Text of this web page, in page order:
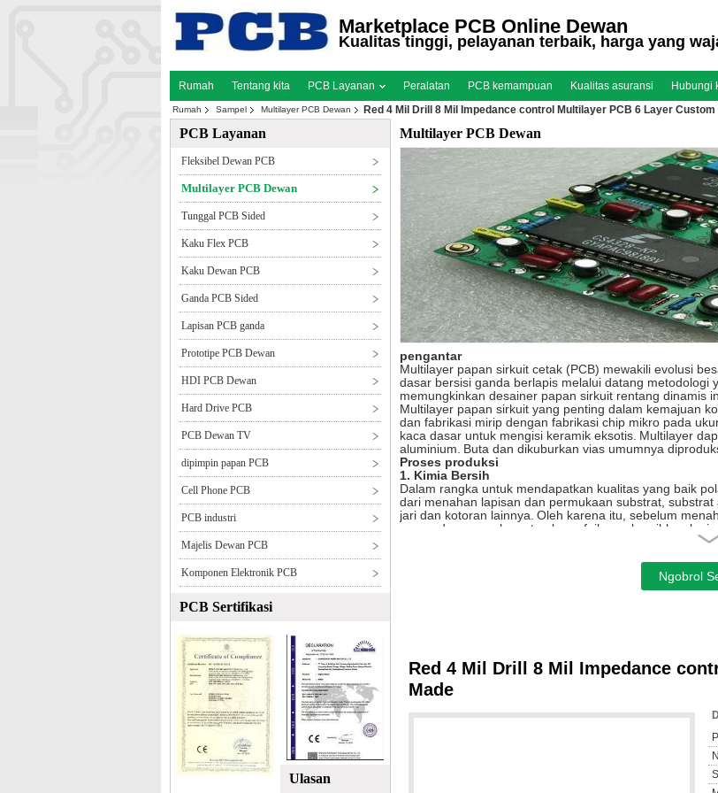
Marketplace PCB Online Dewan
Kualitas tinggi, pelayanan terbaik, harga yang
Rumah Tentang kita PCB Layanan Peralatan PCB kemampuan Kualitas asuransi Hubungi
Rumah Sampel Multilayer PCB Dewan Red 4 Mil Drill 8 Mil Impedance control Multilayer PCB 6 Layer Custom
PCB Layanan
Fleksibel Dewan PCB
Multilayer PCB Dewan
Tunggal PCB Sided
Kaku Flex PCB
Kaku Dewan PCB
Ganda PCB Sided
Lapisan PCB ganda
Prototipe PCB Dewan
HDI PCB Dewan
Hard Drive PCB
PCB Dewan TV
dipimpin papan PCB
Cell Phone PCB
PCB industri
Majelis Dewan PCB
Komponen Elektronik PCB
PCB Sertifikasi
Ulasan
Multilayer PCB Dewan
pengantar
Multilayer papan sirkuit cetak (PCB) mewakili evolusi
dasar bersisi ganda berlapis melalui datang metodologi
memungkinkan desainer papan sirkuit rentang dinamis
Multilayer papan sirkuit yang penting dalam kemajuan
dan fabrikasi mirip dengan fabrikasi chip mikro pada
kaca dasar untuk mengisi keramik eksotis. Multilayer
aluminium. Buta dan dikuburkan vias umumnya
Proses produksi
1. Kimia Bersih
Dalam rangka untuk mendapatkan kualitas yang baik
dari menahan lapisan dan permukaan substrat,
jari dan kotoran lainnya. Oleh karena itu, sebelum
papan dan permukaan tembaga foil membersihkan
Dalam piring: mulai empat panel, (lapisan kedua dan
2. Potong Lembar kering Film Lamination
Lapisan photoresist: kita perlu membuat bentuk pelat
(menolak, photoresist) atas lembaran lapisan dalam.
3. Gambar Paparan & Gambar Kembangkan
Paparan: Dalam radiasi UV, photoinitiators menyerap
photopolymerization inisiator dan kemudian
membentuk larut dalam encer larutan alkali setelah
untuk beberapa waktu, untuk memastikan stabilitas
Pengembang: reaksi kelompok aktif solusi bagian tidak
dalam produksi terlarut peduli bawah, meninggalkan
Red 4 Mil Drill 8 Mil Impedance
Made